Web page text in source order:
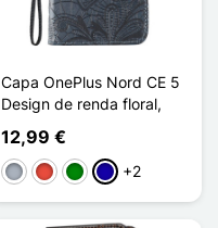
Capa OnePlus Nord CE 5
Design de renda floral,
12,99 €
CinzentoVermelho
VerdeAzul Escuro
+2